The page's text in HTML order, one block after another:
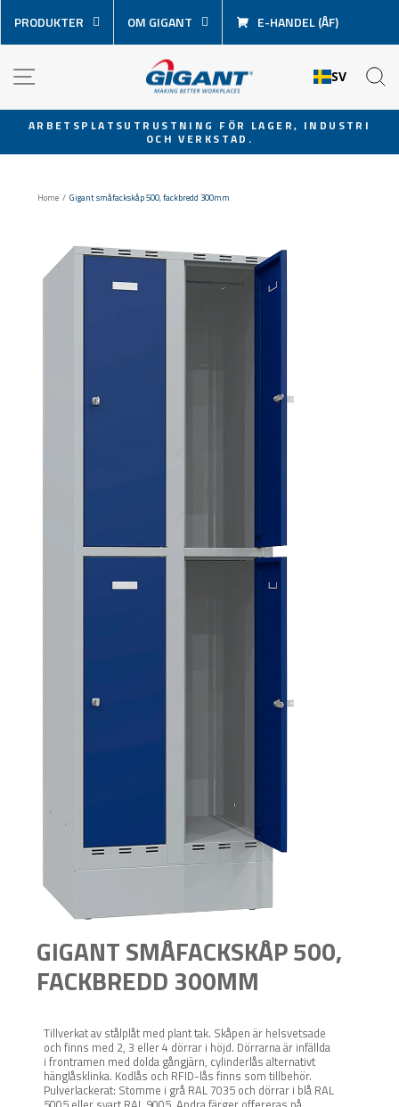
över
innehåll
PRODUKTER OM GIGANT E-HANDEL (ÅF)
SV
Pausa
ARBETSPLATSUTRUSTNING FÖR LAGER, INDUSTRI
OCH VERKSTAD.
Home / Gigant småfackskåp 500, fackbredd 300mm
GIGANT SMÅFACKSKÅP 500,
FACKBREDD 300MM
Tillverkat av stålplåt med plant tak. Skåpen är helsvetsade
och finns med 2, 3 eller 4 dörrar i höjd. Dörrarna är infällda
i frontramen med dolda gångjärn, cylinderlås alternativt
hänglåsklinka. Kodlås och RFID-lås finns som tillbehör.
Pulverlackerat: Stomme i grå RAL 7035 och dörrar i blå RAL